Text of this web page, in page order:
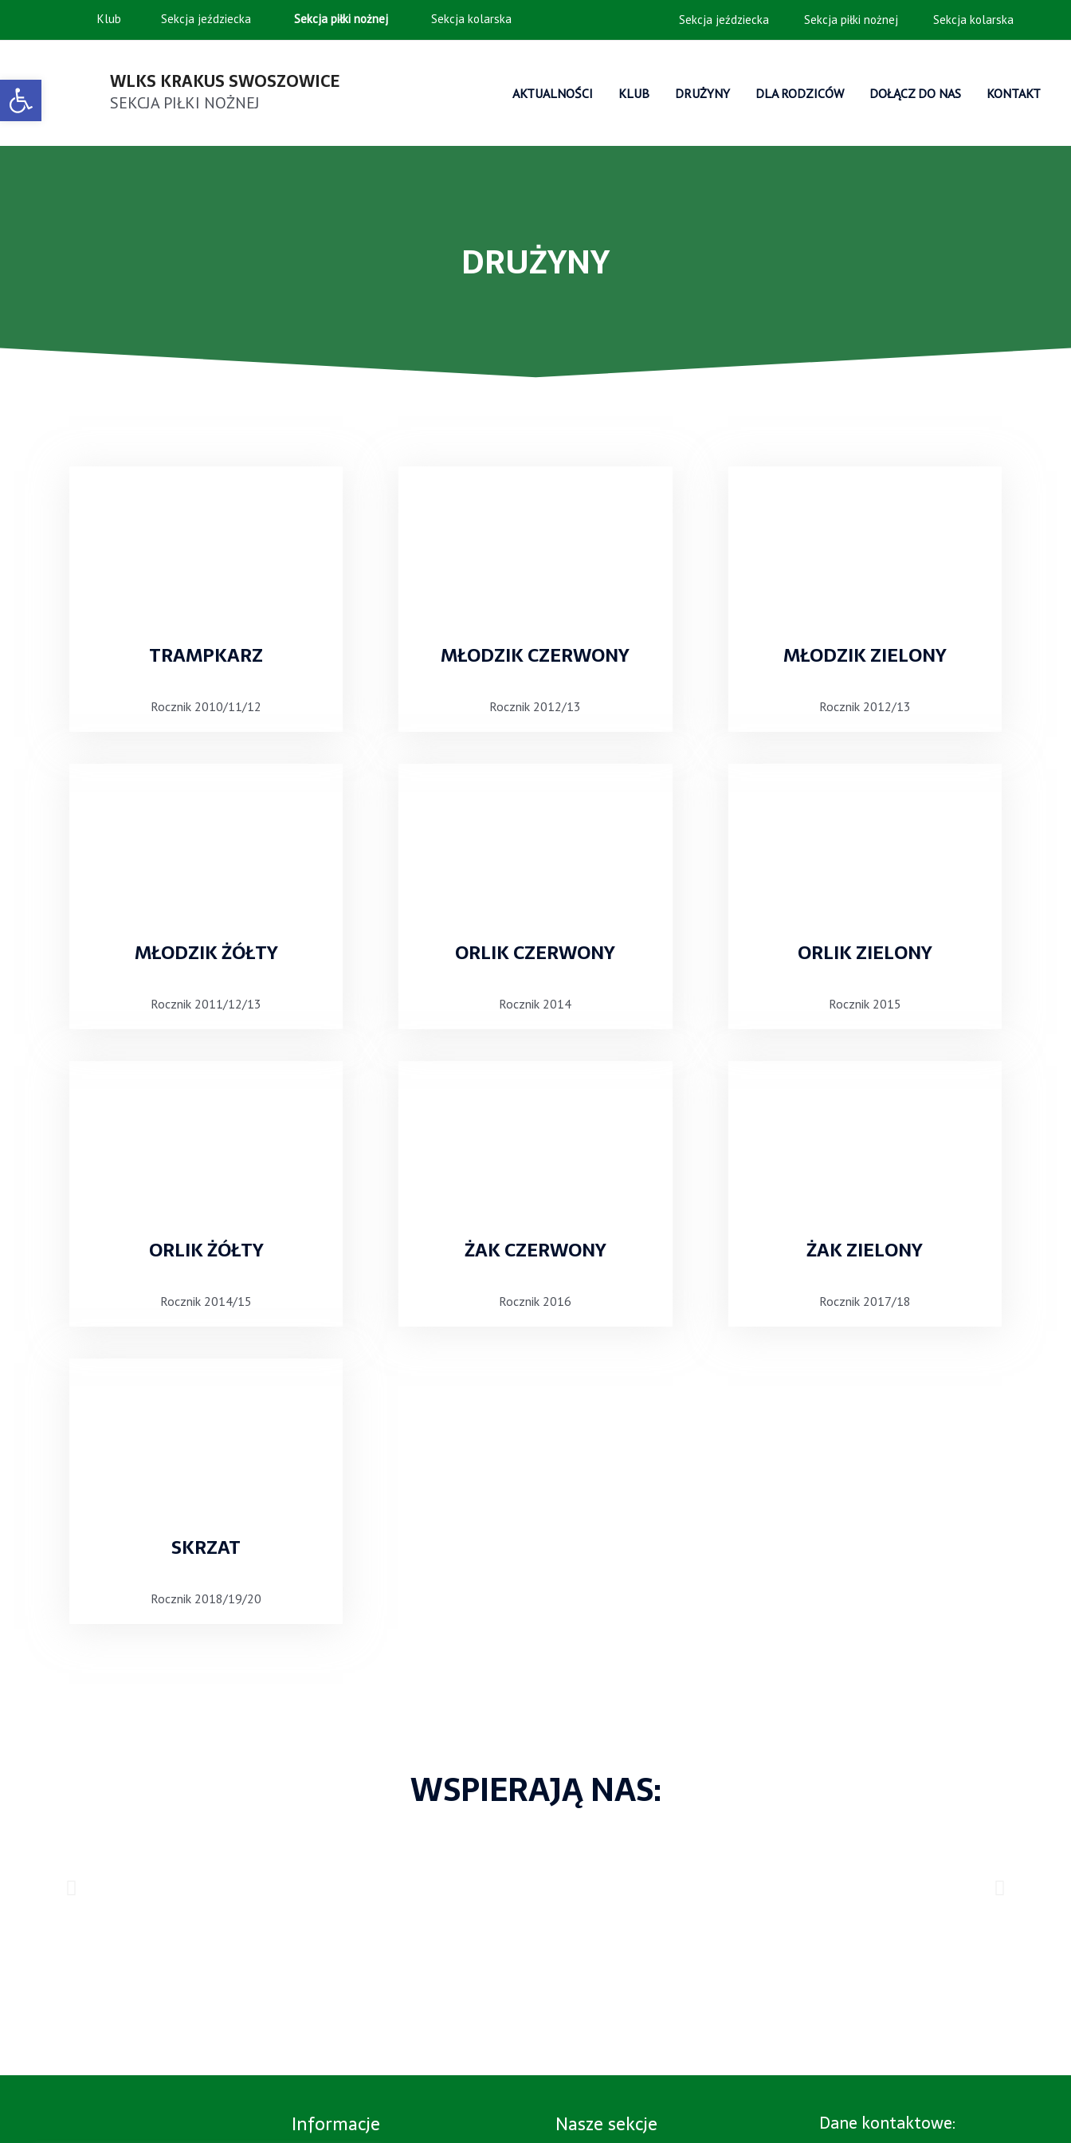
Open toolbar
Klub Sekcja jeździecka Sekcja piłki nożnej Sekcja kolarska Sekcja jeździecka Sekcja piłki nożnej Sekcja kolarska
WLKS KRAKUS SWOSZOWICE
SEKCJA PIŁKI NOŻNEJ AKTUALNOŚCI KLUB DRUŻYNY DLA RODZICÓW DOŁĄCZ DO NAS KONTAKT
DRUŻYNY
TRAMPKARZ
Rocznik 2010/11/12
MŁODZIK CZERWONY
Rocznik 2012/13
MŁODZIK ZIELONY
Rocznik 2012/13
MŁODZIK ŻÓŁTY
Rocznik 2011/12/13
ORLIK CZERWONY
Rocznik 2014
ORLIK ZIELONY
Rocznik 2015
ORLIK ŻÓŁTY
Rocznik 2014/15
ŻAK CZERWONY
Rocznik 2016
ŻAK ZIELONY
Rocznik 2017/18
SKRZAT
Rocznik 2018/19/20
WSPIERAJĄ NAS:
Informacje Nasze sekcje Dane kontaktowe: